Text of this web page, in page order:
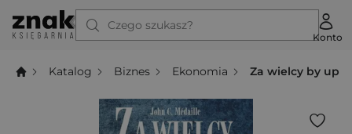
Czego szukasz?
Konto
Katalog Biznes Ekonomia Za wielcy by